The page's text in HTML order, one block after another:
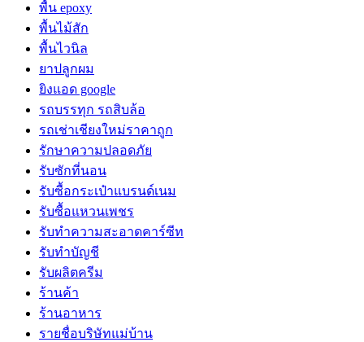
พื้น epoxy
พื้นไม้สัก
พื้นไวนิล
ยาปลูกผม
ยิงแอด google
รถบรรทุก รถสิบล้อ
รถเช่าเชียงใหม่ราคาถูก
รักษาความปลอดภัย
รับซักที่นอน
รับซื้อกระเป๋าแบรนด์เนม
รับซื้อแหวนเพชร
รับทำความสะอาดคาร์ซีท
รับทำบัญชี
รับผลิตครีม
ร้านค้า
ร้านอาหาร
รายชื่อบริษัทแม่บ้าน